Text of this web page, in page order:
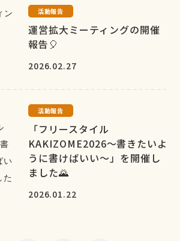
活動報告
運営拡大ミーティングの開催
報告🎈
2026.02.27
活動報告
「フリースタイル
KAKIZOME2026～書きたいよ
うに書けばいい～」を開催し
ました🌄
2026.01.22